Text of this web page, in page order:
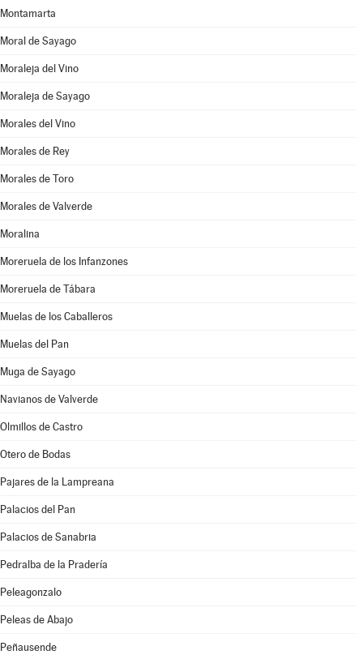
Montamarta
Moral de Sayago
Moraleja del Vino
Moraleja de Sayago
Morales del Vino
Morales de Rey
Morales de Toro
Morales de Valverde
Moralina
Moreruela de los Infanzones
Moreruela de Tábara
Muelas de los Caballeros
Muelas del Pan
Muga de Sayago
Navianos de Valverde
Olmillos de Castro
Otero de Bodas
Pajares de la Lampreana
Palacios del Pan
Palacios de Sanabria
Pedralba de la Pradería
Peleagonzalo
Peleas de Abajo
Peñausende